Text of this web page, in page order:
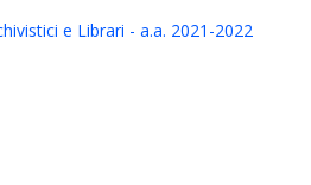
e Librari - a.a. 2021-2022